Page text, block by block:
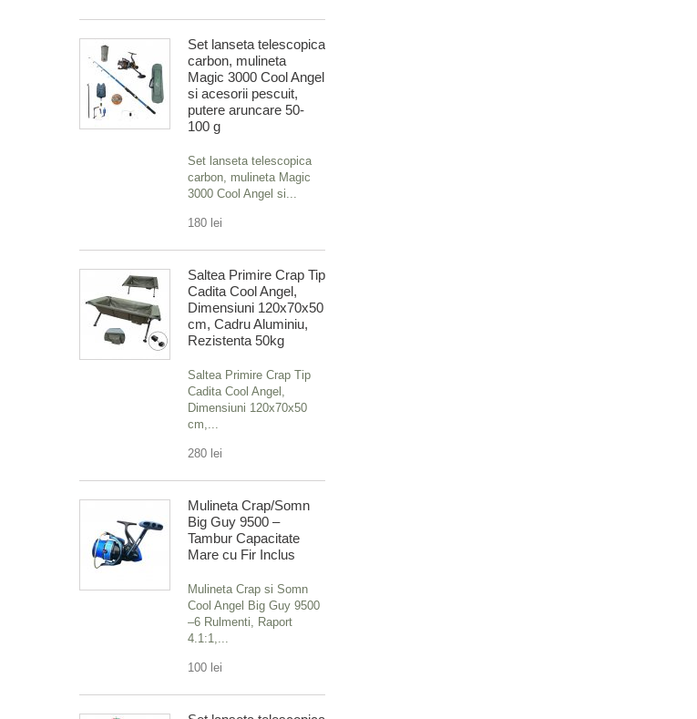
Set lanseta telescopica
carbon, mulineta
Magic 3000 Cool Angel
si acesorii pescuit,
putere aruncare 50-
100 g
Set lanseta telescopica
carbon, mulineta Magic
3000 Cool Angel si...
180 lei
Saltea Primire Crap Tip
Cadita Cool Angel,
Dimensiuni 120x70x50
cm, Cadru Aluminiu,
Rezistenta 50kg
Saltea Primire Crap Tip
Cadita Cool Angel,
Dimensiuni 120x70x50
cm,...
280 lei
Mulineta Crap/Somn
Big Guy 9500 –
Tambur Capacitate
Mare cu Fir Inclus
Mulineta Crap si Somn
Cool Angel Big Guy 9500
–6 Rulmenti, Raport
4.1:1,...
100 lei